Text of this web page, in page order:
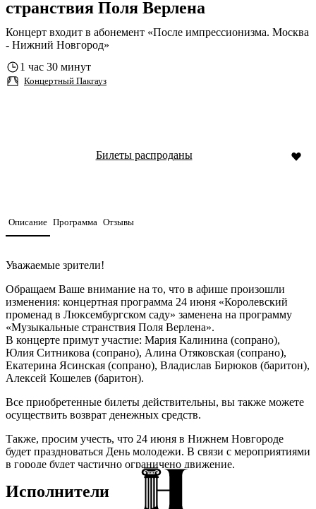
странствия Поля Верлена
Концерт входит в абонемент «После импрессионизма. Москва
- Нижний Новгород»
1 час 30 минут
Концертный Пакгауз
Билеты распроданы
Описание Программа Отзывы
Уважаемые зрители!
Обращаем Ваше внимание на то, что в афише произошли
изменения: концертная программа 24 июня «Королевский
променад в Люксембургском саду» заменена на программу
«Музыкальные странствия Поля Верлена».
В концерте примут участие: Мария Калинина (сопрано),
Юлия Ситникова (сопрано), Алина Отяковская (сопрано),
Екатерина Ясинская (сопрано), Владислав Бирюков (баритон),
Алексей Кошелев (баритон).
Все приобретенные билеты действительны, вы также можете
осуществить возврат денежных средств.
Также, просим учесть, что 24 июня в Нижнем Новгороде
будет праздноваться День молодежи. В связи с мероприятиями
в городе будет частично ограничено движение.
Просим вас особенно внимательно отнестись к планированию
маршрута в КЗ «Пакгаузы на Стрелке», чтобы успеть на
концерт. Напомним, что начало события в 18:00.
Исполнители